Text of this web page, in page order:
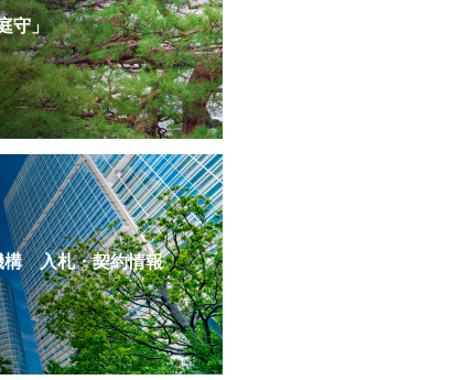
守」
構 入札・契約情報